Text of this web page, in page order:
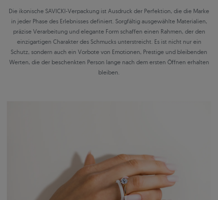
Die ikonische SAVICKI-Verpackung ist Ausdruck der Perfektion, die die Marke
in jeder Phase des Erlebnisses definiert. Sorgfältig ausgewählte Materialien,
präzise Verarbeitung und elegante Form schaffen einen Rahmen, der den
einzigartigen Charakter des Schmucks unterstreicht. Es ist nicht nur ein
Schutz, sondern auch ein Vorbote von Emotionen, Prestige und bleibenden
Werten, die der beschenkten Person lange nach dem ersten Öffnen erhalten
bleiben.